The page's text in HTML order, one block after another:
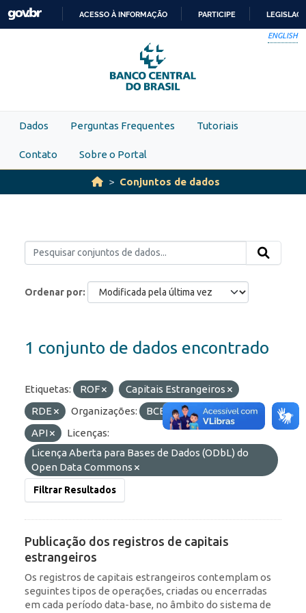
Skip to main content
PARA
O
CONTEÚDO
ACESSO À INFORMAÇÃO PARTICIPE
ENGLISH
Dados Perguntas Frequentes Tutoriais
Contato Sobre o Portal
Conjuntos de dados
Ordenar por
1 conjunto de dados encontrado
Etiquetas: ROF
Capitais Estrangeiros
RDE
Organizações: BCB/Dstat
Formatos:
API
Licenças:
Licença Aberta para Bases de Dados (ODbL) do
Open Data Commons
Filtrar Resultados
Publicação dos registros de capitais
estrangeiros
Os registros de capitais estrangeiros contemplam os
seguintes tipos de operações, criadas ou encerradas
em cada período data-base, no âmbito do sistema de